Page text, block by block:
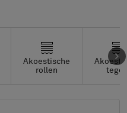
Akoestische
rollen